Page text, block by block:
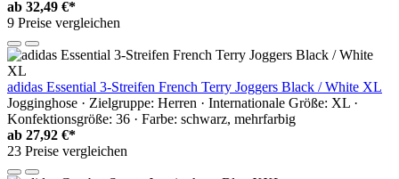
ab 32,49 €*
9 Preise vergleichen
adidas Essential 3-Streifen French Terry Joggers Black / White XL
Jogginghose · Zielgruppe: Herren · Internationale Größe: XL ·
Konfektionsgröße: 36 · Farbe: schwarz, mehrfarbig
ab 27,92 €*
23 Preise vergleichen